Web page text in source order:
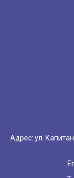
Адрес: ул.